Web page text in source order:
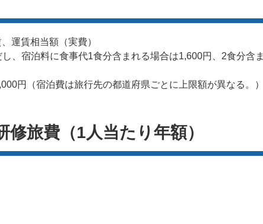
運賃相当額（実費）
、宿泊料に食事代1食分含まれる場合は1,600円、2食分含ま
円（宿泊費は旅行先の都道府県ごとに上限額が異なる。）
旅費（1人当たり年額）